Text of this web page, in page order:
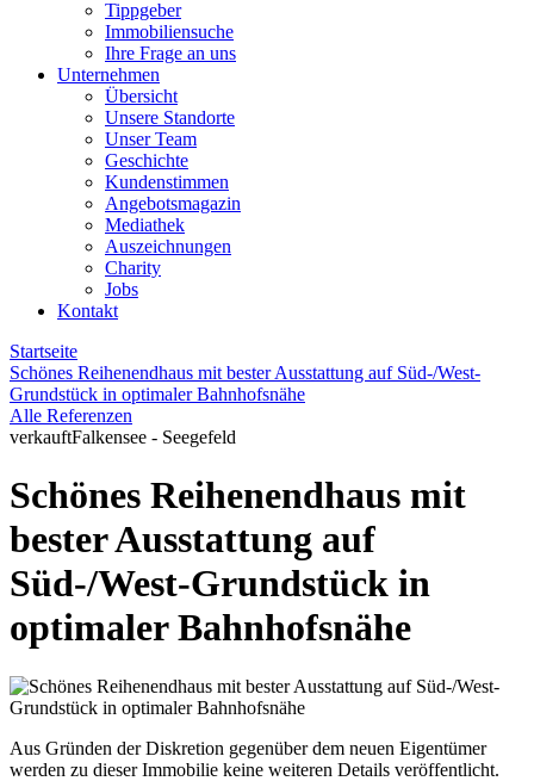
Tippgeber
Immobiliensuche
Ihre Frage an uns
Unternehmen
Übersicht
Unsere Standorte
Unser Team
Geschichte
Kundenstimmen
Angebotsmagazin
Mediathek
Auszeichnungen
Charity
Jobs
Kontakt
Startseite
Schönes Reihenendhaus mit bester Ausstattung auf Süd-/West-
Grundstück in optimaler Bahnhofsnähe
Alle Referenzen
verkauftFalkensee - Seegefeld
Schönes Reihenendhaus mit
bester Ausstattung auf
Süd-/West-Grundstück in
optimaler Bahnhofsnähe
Aus Gründen der Diskretion gegenüber dem neuen Eigentümer
werden zu dieser Immobilie keine weiteren Details veröffentlicht.